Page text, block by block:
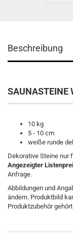
Beschreibung
SAUNASTEINE
10 kg
5 - 10 cm
weiße runde
Dekorative Steine nur
Angezeigter
Anfrage.
Abbildungen und
ändern. Produktbild
Produktzubehör